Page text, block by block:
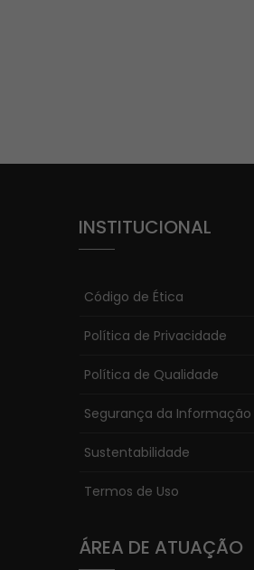
INSTITUCIONAL
Código de Ética
Política de Privacidade
Política de Qualidade
Segurança da Informação
Sustentabilidade
Termos de Uso
ÁREA DE ATUAÇÃO